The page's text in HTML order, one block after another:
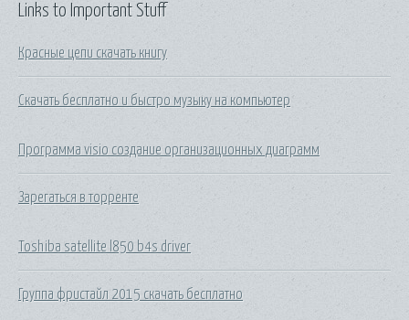
Links to Important Stuff
Красные цепи скачать книгу
Скачать бесплатно и быстро музыку на компьютер
Программа visio создание организационных диаграмм
Зарегаться в торренте
Toshiba satellite l850 b4s driver
Группа фристайл 2015 скачать бесплатно